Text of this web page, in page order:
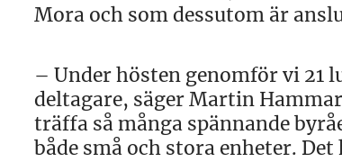
Mora och som dessutom är
– Under hösten genomför vi 21
deltagare, säger Martin
träffa så många spännande
både små och stora enheter.